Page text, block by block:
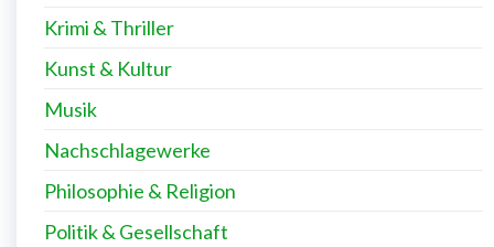
Krimi & Thriller
Kunst & Kultur
Musik
Nachschlagewerke
Philosophie & Religion
Politik & Gesellschaft